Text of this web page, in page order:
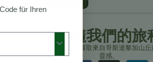
追隨我們的旅
保持聯繫，獲取來自哥斯達黎加山
靈感。
für Ihren